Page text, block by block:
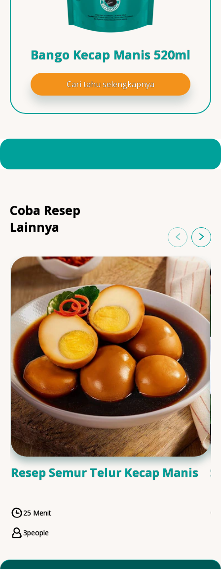
Bango Kecap Manis 520ml
Cari tahu selengkapnya
Coba Resep
Lainnya
Resep Semur Telur Kecap Manis
CookingTime
25 Menit
Servings
3people